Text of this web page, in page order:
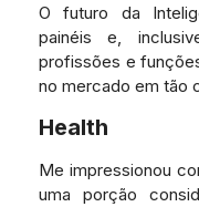
O futuro da
painéis e,
profissões e
no mercado em tão
Health
Me impressionou
uma porção